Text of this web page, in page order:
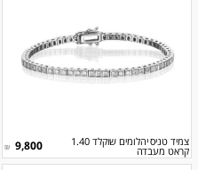
צמיד טניס יהלומים שוקלד 1.40
קראט מעבדה
9,800
₪